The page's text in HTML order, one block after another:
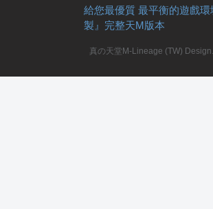
給您最優質 最平衡的遊戲
製』完整天M版本
真の天堂M-Lineage (TW)